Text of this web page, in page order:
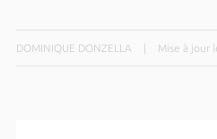
DOMINIQUE DONZELLA Mise à jour